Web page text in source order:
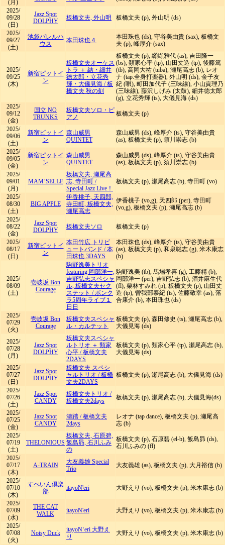
(月)
2025/
09/28
(日)
Jazz Spot
DOLPHY
板橋文夫, 外山明 板橋文夫 (p), 外山明 (ds)
2025/
09/27
(土)
池袋バレルハ
ウス
本田珠也４
本田珠也 (ds), 守谷美由貴 (sax), 板橋文
夫 (p), 峰厚介 (sax)
2025/
09/25
(木)
新宿ピットイ
ン
板橋文夫オーケス
トラ ＋ 結・細井
徳太郎・立花秀
輝・大儀見海 /板
橋文夫 秋の刻
板橋文夫 (p), 纐纈雅代 (as), 吉田隆一
(bs), 類家心平 (tp), 山田丈造 (tp), 後藤篤
(tb), 高岡大祐 (tuba), 瀬尾高志 (b), レオ
ナ (tap.全身打楽器), 外山明 (ds), 金子友
紀 (唄), 町田加代子 (三味線), 小山貢理乃
(三味線), 藤沢しげみ (太鼓), 細井徳太郎
(g), 立花秀輝 (ts), 大儀見海 (ds)
2025/
09/12
(金)
国立 NO
TRUNKS
板橋文夫ソロ・ピ
アノ
板橋文夫 (p)
2025/
09/06
(土)
新宿ピットイ
ン
森山威男
QUINTET
森山威男 (ds), 峰厚介 (ts), 守谷美由貴
(as), 板橋文夫 (p), 須川崇志 (b)
2025/
09/05
(金)
新宿ピットイ
ン
森山威男
QUINTET
森山威男 (ds), 峰厚介 (ts), 守谷美由貴
(as), 板橋文夫 (p), 須川崇志 (b)
2025/
09/01
(月)
MAM’SELLE
板橋文夫, 瀬尾高
志, 寺田町 /
Special Jazz Live！
板橋文夫 (p), 瀬尾高志 (b), 寺田町 (vo)
2025/
08/30
(土)
BIG APPLE
伊香桃子, 天四郎,
寺田町, 板橋文夫,
瀬尾高志
伊香桃子 (vo,g), 天四郎 (per), 寺田町
(vo,g), 板橋文夫 (p), 瀬尾高志 (b)
2025/
08/22
(金)
Jazz Spot
DOLPHY
板橋文夫ソロ 板橋文夫 (p)
2025/
08/17
(日)
新宿ピットイ
ン
本田竹広 トリビ
ュートバンド /本
田珠也 3DAYS
本田珠也 (ds), 峰厚介 (ts), 守谷美由貴
(as), 板橋文夫 (p), 和泉聡志 (g), 米木康志
(b)
2025/
08/09
(土)
壱岐坂 Bon
Courage
駒野逸美トリオ
featuring 岡部洋一,
吉野弘志スペシャ
ル, 板橋文夫セク
ステット /ボンク
ラ5周年ライブ１
日日
駒野逸美 (tb), 馬場孝喜 (g), 工藤精 (b),
岡部洋一 (per), 吉野弘志 (b), 酒井麻生代
(fl), 栗林すみれ (p), 板橋文夫 (p), 山田丈
造 (tp), 曽我部泰紀 (ts), 佐藤敬幸 (as), 落
合康介 (b), 本田珠也 (ds)
2025/
07/29
(火)
壱岐坂 Bon
Courage
板橋文夫スペシャ
ル・カルテット
板橋文夫 (p), 森田修史 (ts), 瀬尾高志 (b),
大儀見海 (ds)
2025/
07/28
(月)
Jazz Spot
DOLPHY
板橋文夫スペシャ
ルトリオ ＋ 類家
心平 /板橋文夫
2DAYS
板橋文夫 (p), 類家心平 (tp), 瀬尾高志 (b),
大儀見海 (ds)
2025/
07/27
(日)
Jazz Spot
DOLPHY
板橋文夫 スペシ
ャルトリオ /板橋
文夫2DAYS
板橋文夫 (p), 瀬尾高志 (b), 大儀見海 (ds)
2025/
07/26
(土)
Jazz Spot
CANDY
板橋文夫トリオ /
板橋文夫2days
板橋文夫 (p), 瀬尾高志 (b), 大儀見海(ds)
2025/
07/25
(金)
Jazz Spot
CANDY
濤踏 /板橋文夫
2days
レオナ (tap dance), 板橋文夫 (p), 瀬尾高
志 (b)
2025/
07/19
(土)
THELONIOUS
板橋文夫, 石原碧,
飯島昴, 石川ふみ
の
板橋文夫 (p), 石原碧 (el-b), 飯島昴 (ds),
石川ふみの (fl)
2025/
07/17
(木)
A-TRAIN
大友義雄 Special
Trio
大友義雄 (as), 板橋文夫 (p), 大月裕信 (b)
2025/
07/10
(木)
すぺいん倶楽
部
itayoN'eri 大野えり (vo), 板橋文夫 (p), 米木康志 (b)
2025/
07/09
(水)
THE CAT
WALK
itayoN'eri 大野えり (vo), 板橋文夫 (p), 米木康志 (b)
2025/
07/08
(火)
Noisy Duck
itayoN‘eri 大野え
り
大野えり (vo), 板橋文夫 (p), 米木康志 (b)